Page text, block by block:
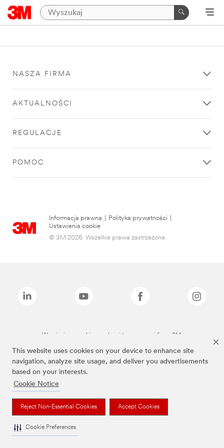
This website uses cookies on your device to enhance site
navigation, analyze site usage, and deliver you advertisements
based on your interests.
Cookie Notice
Reject Non-Essential Cookies Accept Cookies
Cookie Preferences
NASZA FIRMA
AKTUALNOŚCI
REGULACJE
POMOC
Informacja prawna Polityka prywatności
Ustawienia cookie
© 3M 2026. Wszelkie prawa zastrzeżone.
Wymienione marki są znakami towarowymi firmy 3M.